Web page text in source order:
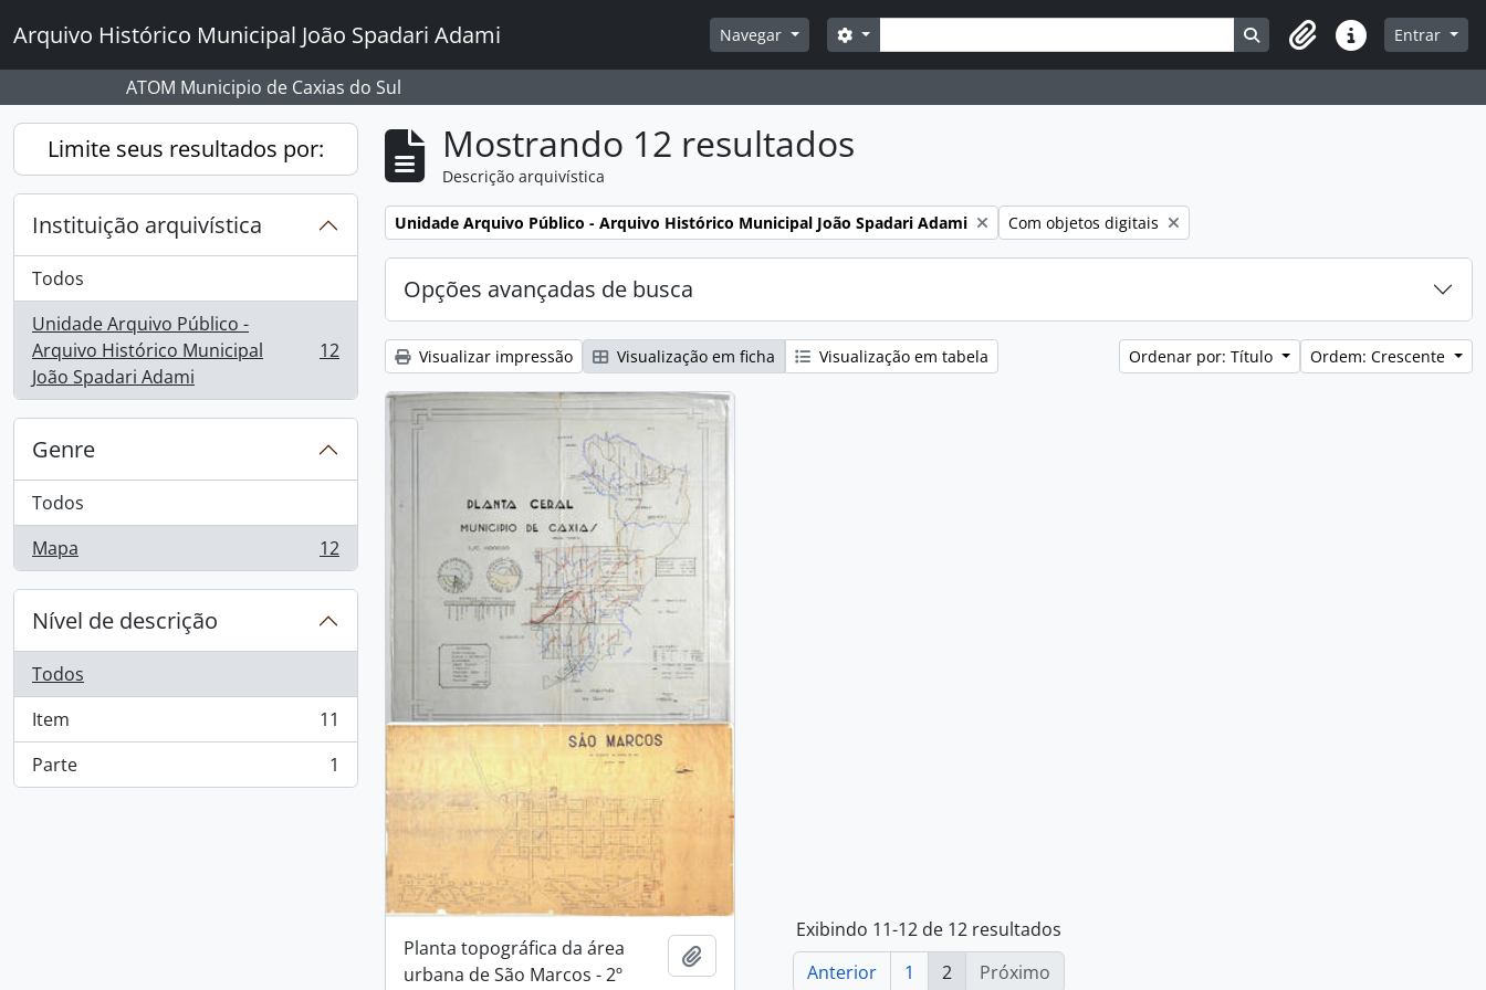
Arquivo Histórico Municipal João Spadari Adami Navegar Buscar
Opções de busca Busque na página de
Atalhos Entrar
ATOM Municipio de Caxias do Sul
Limite seus resultados por:
Instituição arquivística
Todos
Unidade Arquivo Público -
Arquivo Histórico Municipal
João Spadari Adami
, 12 resultados 12
Genre
Todos
Mapa
, 12 resultados 12
Nível de descrição
Todos
Item
, 11 resultados
11
Parte
, 1 resultados 1
Mostrando 12 resultados
Descrição arquivística
Remover filtro:
Unidade Arquivo Público - Arquivo Histórico Municipal João Spadari Adami Remover filtro:
Com objetos digitais
Opções avançadas de busca
Visualizar impressão Visualização em ficha Visualização em tabela Ordenar por: Título Ordem: Crescente
Planta geral do Município de
Caxias - Divisão territorial
Planta topográfica da área
urbana de São Marcos - 2º
Adicionar a área de transferência
Exibindo 11-12 de 12 resultados
Anterior
1 2 Próximo